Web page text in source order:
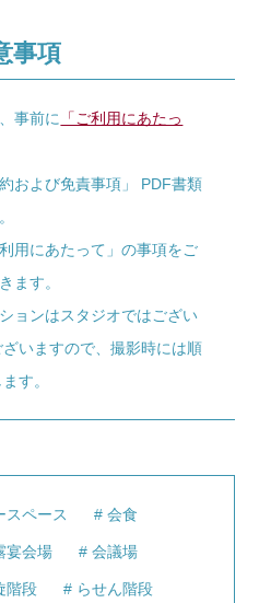
事項
事前に 「ご利用にあたっ
および免責事項」 PDF書類
。
用にあたって」の事項をご
ます。
ョンはスタジオではござい
いますので、撮影時には順
す。
スペース 会食
宴会場 会議場
階段 らせん階段